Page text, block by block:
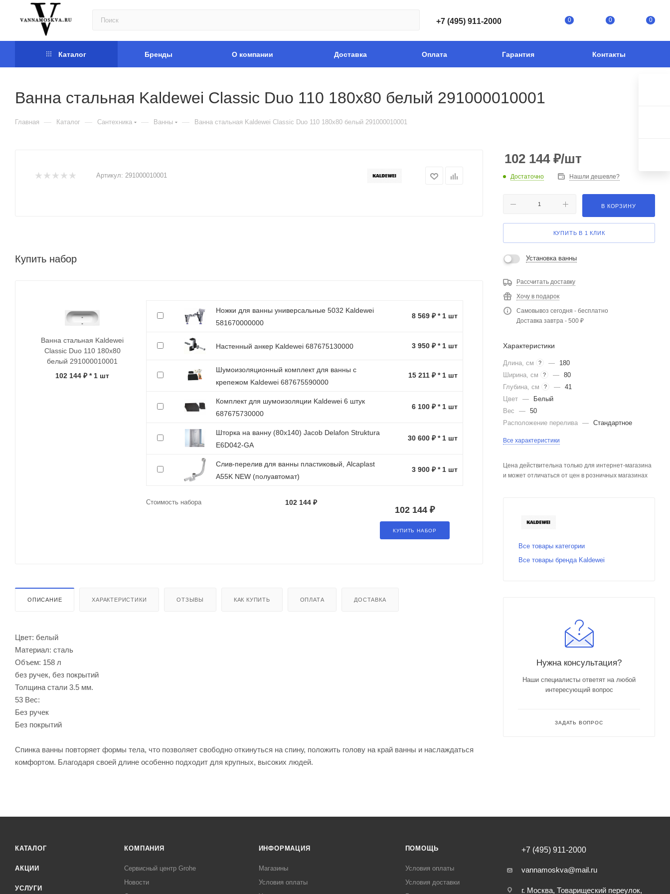
+7 (495) 911-2000 0 0 0
Каталог Бренды О компании Доставка Оплата Гарантия Контакты
Ванна стальная Kaldewei Classic Duo 110 180х80 белый 291000010001
Главная — Каталог — Сантехника — Ванны — Ванна стальная Kaldewei Classic Duo 110 180х80 белый 291000010001
Артикул: 291000010001
Купить набор
Ванна стальная Kaldewei
Classic Duo 110 180х80
белый 291000010001
102 144 ₽ * 1 шт
Ножки для ванны универсальные 5032 Kaldewei
581670000000
8 569 ₽ * 1 шт
Настенный анкер Kaldewei 687675130000 3 950 ₽ * 1 шт
Шумоизоляционный комплект для ванны с
крепежом Kaldewei 687675590000
15 211 ₽ * 1 шт
Комплект для шумоизоляции Kaldewei 6 штук
687675730000
6 100 ₽ * 1 шт
Шторка на ванну (80х140) Jacob Delafon Struktura
E6D042-GA
30 600 ₽ * 1 шт
Слив-перелив для ванны пластиковый, Alcaplast
A55K NEW (полуавтомат)
3 900 ₽ * 1 шт
Стоимость набора 102 144 ₽
102 144 ₽
КУПИТЬ НАБОР
ОПИСАНИЕ ХАРАКТЕРИСТИКИ ОТЗЫВЫ КАК КУПИТЬ ОПЛАТА ДОСТАВКА
Цвет: белый
Материал: сталь
Объем: 158 л
без ручек, без покрытий
Толщина стали 3.5 мм.
53 Вес:
Без ручек
Без покрытий
Спинка ванны повторяет формы тела, что позволяет свободно откинуться на спину, положить голову на край ванны и наслаждаться
комфортом. Благодаря своей длине особенно подходит для крупных, высоких людей.
102 144₽/шт
Достаточно Нашли дешевле?
В КОРЗИНУ
КУПИТЬ В 1 КЛИК
Установка ванны
Рассчитать доставку
Хочу в подарок
Самовывоз сегодня - бесплатно
Доставка завтра - 500 ₽
Характеристики
Длина, см ? —
180
Ширина, см
? — 80
Глубина, см
? — 41
Цвет —
Белый
Вес
— 50
Расположение перелива — Стандартное
Все характеристики
Цена действительна только для интернет-магазина
и может отличаться от цен в розничных магазинах
Все товары категории
Все товары бренда Kaldewei
Нужна консультация?
Наши специалисты ответят на любой
интересующий вопрос
ЗАДАТЬ ВОПРОС
КАТАЛОГ
АКЦИИ
УСЛУГИ
КОМПАНИЯ
Сервисный центр Grohe
Новости
ИНФОРМАЦИЯ
Магазины
Условия оплаты
ПОМОЩЬ
Условия оплаты
Условия доставки
+7 (495) 911-2000
vannamoskva@mail.ru
г. Москва, Товарищеский переулок,